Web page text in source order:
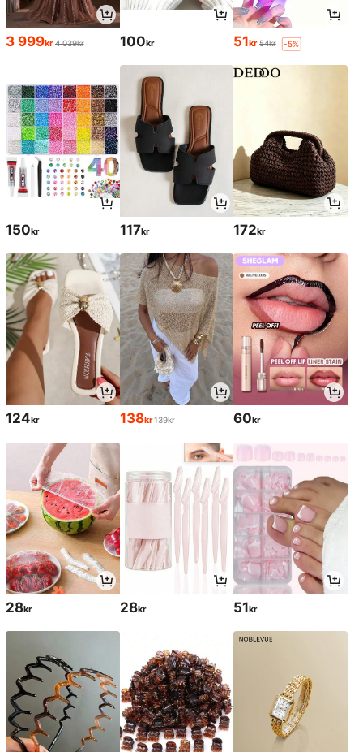
3 999kr 4 039kr 100kr 51kr 54kr -5%
150kr 117kr 172kr
124kr 138kr139kr 60kr
28kr 28kr 51kr